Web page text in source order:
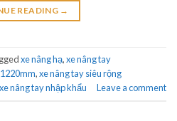
READING →
xe nâng hạ,xe nâng tay
,xe nâng tay siêu rộng
xe nâng tay nhập khẩu Leave a comment